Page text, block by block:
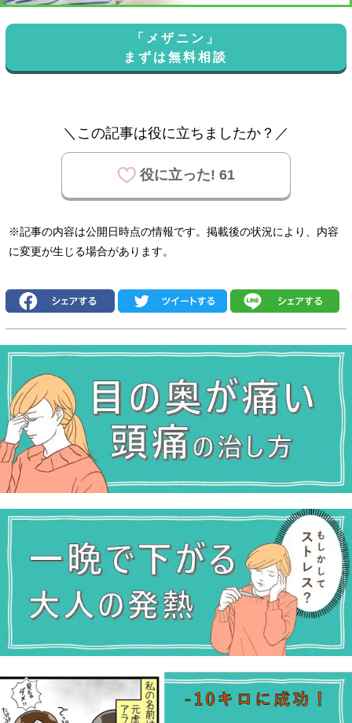
「メザニン」
まずは無料相談
＼この記事は役に立ちましたか？／
役に立った! 61
※記事の内容は公開日時点の情報です。掲載後の状況により、内容
に変更が生じる場合があります。